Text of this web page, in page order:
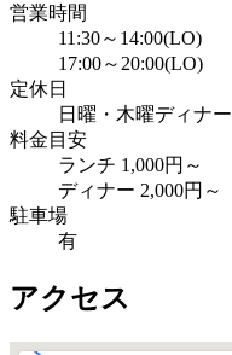
営業時間
11:30～14:00(LO)
17:00～20:00(LO)
定休日
日曜・木曜ディナー
料金目安
ランチ 1,000円～
ディナー 2,000円～
駐車場
有
アクセス